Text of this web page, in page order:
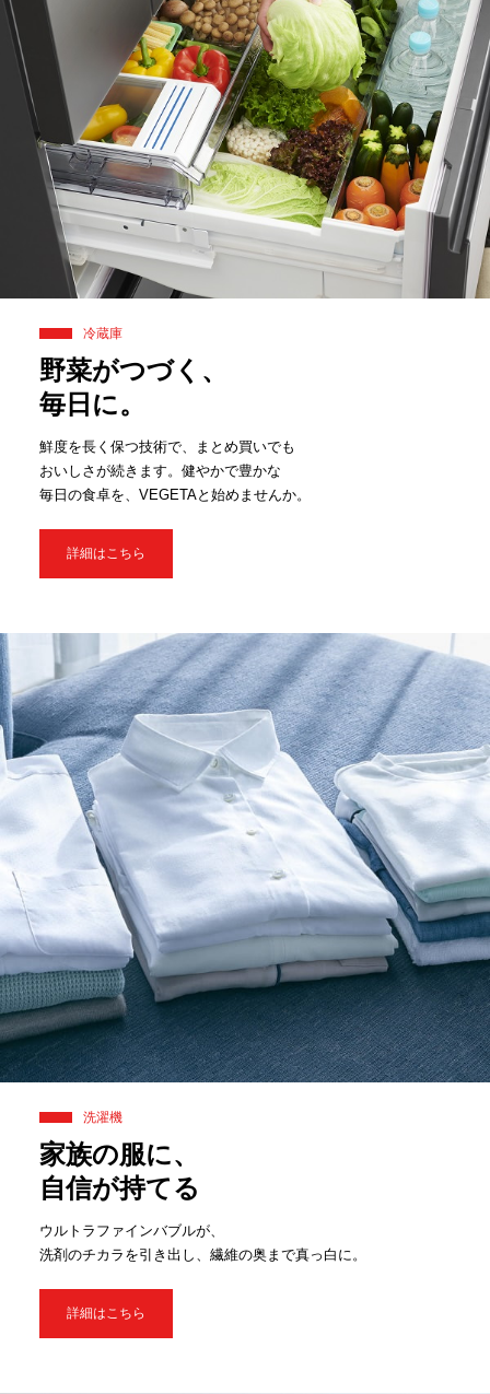
冷蔵庫
野菜がつづく、
毎日に。
鮮度を長く保つ技術で、まとめ買いでも
おいしさが続きます。健やかで豊かな
毎日の食卓を、VEGETAと始めませんか。
詳細はこちら
洗濯機
家族の服に、
自信が持てる
ウルトラファインバブルが、
洗剤のチカラを引き出し、繊維の奥まで真っ白に。
詳細はこちら